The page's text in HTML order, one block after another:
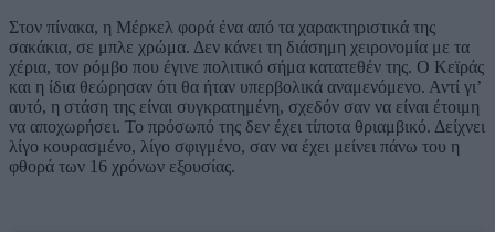
Στον πίνακα, η Μέρκελ φορά ένα από τα χαρακτηριστικά της
σακάκια, σε μπλε χρώμα. Δεν κάνει τη διάσημη χειρονομία με τα
χέρια, τον ρόμβο που έγινε πολιτικό σήμα κατατεθέν της. Ο Κεϊράς
και η ίδια θεώρησαν ότι θα ήταν υπερβολικά αναμενόμενο. Αντί γι’
αυτό, η στάση της είναι συγκρατημένη, σχεδόν σαν να είναι έτοιμη
να αποχωρήσει. Το πρόσωπό της δεν έχει τίποτα θριαμβικό. Δείχνει
λίγο κουρασμένο, λίγο σφιγμένο, σαν να έχει μείνει πάνω του η
φθορά των 16 χρόνων εξουσίας.